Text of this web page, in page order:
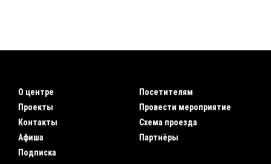
О центре
Проекты
Контакты
Афиша
Подписка
Посетителям
Провести мероприятие
Схема проезда
Партнёры